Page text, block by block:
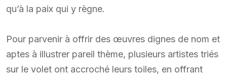
qu’à la paix qui y règne.
Pour parvenir à offrir des œuvres dignes de nom et
aptes à illustrer pareil thème, plusieurs artistes triés
sur le volet ont accroché leurs toiles, en offrant